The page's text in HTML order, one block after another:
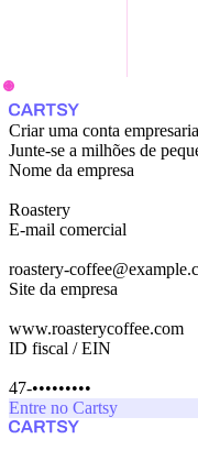
Criar uma conta
Junte-se a milhões de
Nome​ da​ empresa​
Roastery
E-mail comercial
roastery-
Site da empresa
www.roasterycoffee.com
ID fiscal / EIN
47-•••••••••
Entre no Cartsy